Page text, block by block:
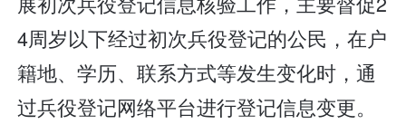
4周岁以下经过初次兵役登记的公民，在户
籍地、学历、联系方式等发生变化时，通
过兵役登记网络平台进行登记信息变更。